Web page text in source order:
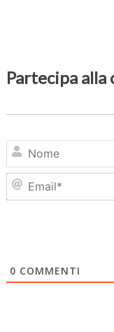
Partecipa
0 COMMENTI